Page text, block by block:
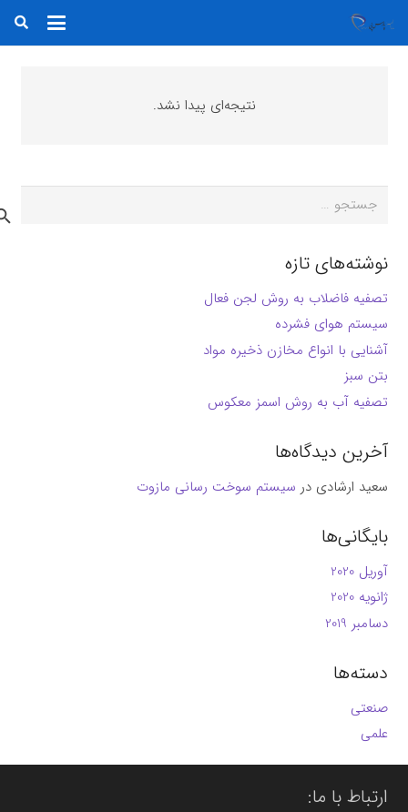
نتیجه‌ای پیدا نشد.
جستجو
نوشته‌های تازه
تصفیه فاضلاب به روش لجن فعال
سیستم هوای فشرده
آشنایی با انواع مخازن ذخیره مواد
بتن سبز
تصفیه آب به روش اسمز معکوس
آخرین دیدگاه‌ها
سعید ارشادی در سیستم سوخت رسانی مازوت
بایگانی‌ها
آوریل 2020
ژانویه 2020
دسامبر 2019
دسته‌ها
صنعتی
علمی
ارتباط با ما: